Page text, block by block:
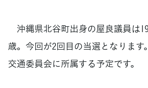
沖縄県北谷町出身の屋良議員は
歳。今回が2回目の当選となります
交通委員会に所属する予定です。